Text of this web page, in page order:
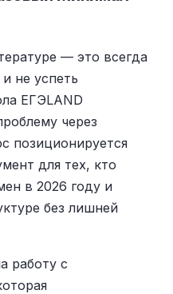
— это всегда
не успеть
ЕГЭLAND
через
позиционируется
для тех, кто
в 2026 году и
без лишней
работу с